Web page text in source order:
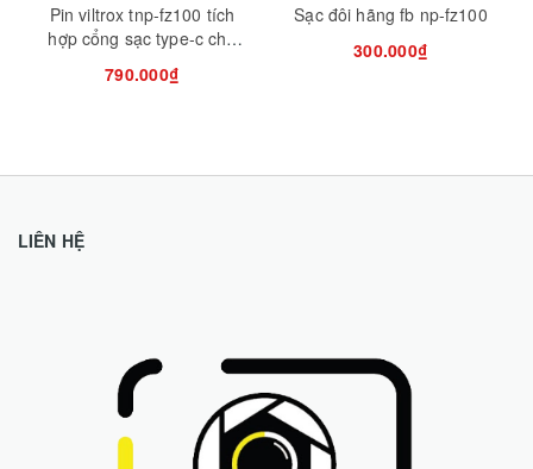
Pin viltrox tnp-fz100 tích
hợp cổng sạc type-c cho
790.000₫
Sạc đôi hãng fb np-fz100
300.000₫
LIÊN HỆ